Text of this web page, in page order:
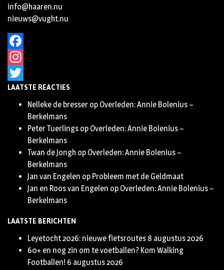
info@haaren.nu
nieuws@vught.nu
Facebook
Instagram
Twitter
LAATSTE REACTIES
Nelleke de bresser op Overleden: Annie Bolenius –
Berkelmans
Peter Tuerlings op Overleden: Annie Bolenius –
Berkelmans
Twan de Jongh op Overleden: Annie Bolenius –
Berkelmans
Jan van Engelen op Probleem met de Geldmaat
Jan en Roos van Engelen op Overleden: Annie Bolenius –
Berkelmans
LAATSTE BERICHTEN
Leyetocht 2026: nieuwe fietsroutes 8 augustus 2026
60+ en nog zin om te voetballen? Kom Walking
Footballen! 6 augustus 2026